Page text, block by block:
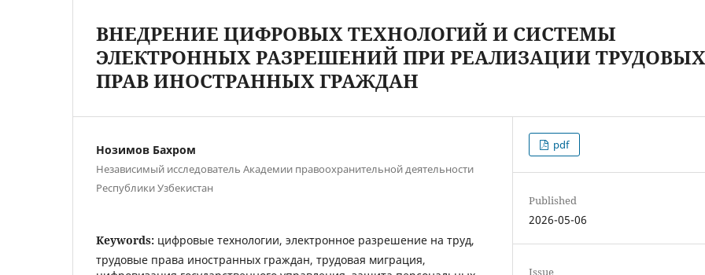
ВНЕДРЕНИЕ ЦИФРОВЫХ ТЕХНОЛОГИЙ И СИСТЕМЫ
ЭЛЕКТРОННЫХ РАЗРЕШЕНИЙ ПРИ РЕАЛИЗАЦИИ ТРУДОВЫХ
ПРАВ ИНОСТРАННЫХ ГРАЖДАН
Нозимов Бахром
Независимый исследователь Академии правоохранительной деятельности
Республики Узбекистан
Keywords: цифровые технологии, электронное разрешение на труд,
трудовые права иностранных граждан, трудовая миграция,
pdf
Published
2026-05-06
Issue